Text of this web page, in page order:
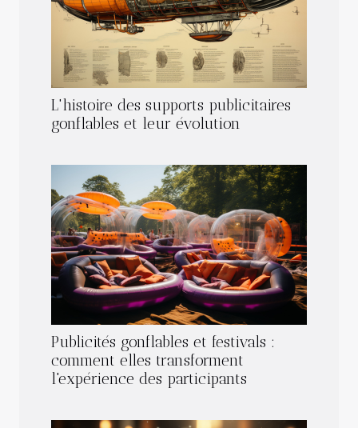
L'histoire des supports publicitaires
gonflables et leur évolution
Publicités gonflables et festivals :
comment elles transforment
l'expérience des participants